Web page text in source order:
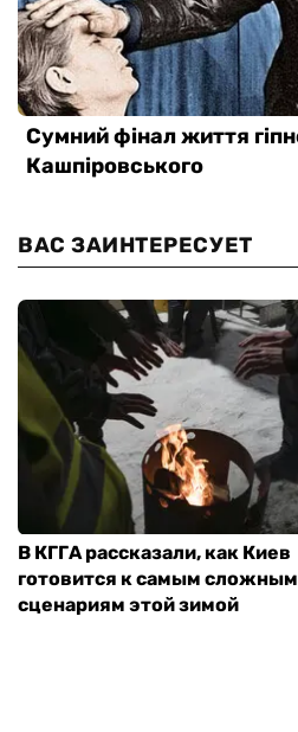
ВАС ЗАИНТЕРЕСУЕТ
В КГГА рассказали, как Киев
готовится к самым сложным
сценариям этой зимой